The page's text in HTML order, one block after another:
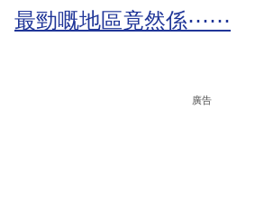
最勁嘅地區竟然係⋯⋯
廣告